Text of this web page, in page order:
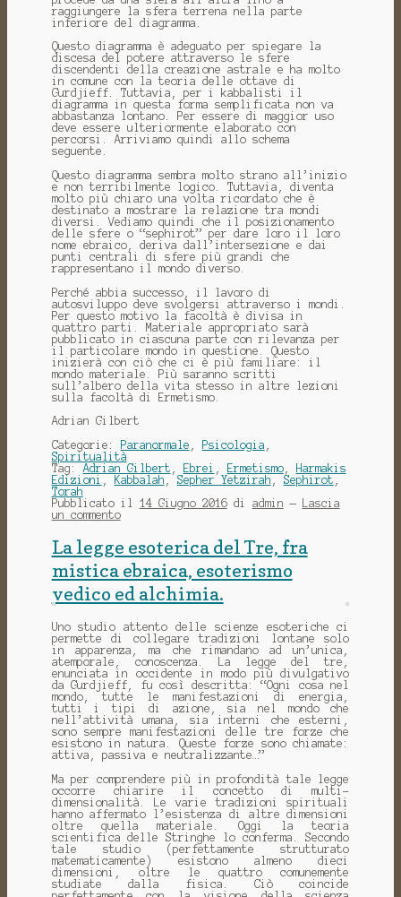
raggiungere la sfera terrena nella parte
inferiore del diagramma.
Questo diagramma è adeguato per spiegare la
discesa del potere attraverso le sfere
discendenti della creazione astrale e ha molto
in comune con la teoria delle ottave di
Gurdjieff. Tuttavia, per i kabbalisti il ​​
diagramma in questa forma semplificata non va
abbastanza lontano.
Per essere di maggior uso
deve essere ulteriormente elaborato con
percorsi. Arriviamo quindi allo schema
seguente.
Questo diagramma sembra molto strano all’inizio
e non terribilmente logico. Tuttavia, diventa
molto più chiaro una volta ricordato che è
destinato a mostrare la relazione tra mondi
diversi.Vediamo quindi che il posizionamento
delle sfere o “sephirot” per dare loro il loro
nome ebraico, deriva dall’intersezione e dai
punti centrali di sfere più grandi che
rappresentano il mondo diverso.
Perché abbia successo, il lavoro di
autosviluppo deve svolgersi attraverso i mondi.
Per questo motivo la facoltà è divisa in
quattro parti.
Materiale appropriato sarà
pubblicato in ciascuna parte con rilevanza per
il particolare mondo in questione. Questo
inizierà con ciò che ci è più familiare: il
mondo materiale.
Più saranno scritti
sull’albero della vita stesso in altre lezioni
sulla facoltà di Ermetismo.
Adrian Gilbert
Categorie: Paranormale Psicologia
Spiritualità
Tag: Adrian Gilbert Ebrei Ermetismo,
Harmakis
Edizioni
Kabbalah Sepher Yetzirah Sephirot
Torah
Pubblicato il 14 Giugno 2016 di admin —
Lascia
un commento
La legge esoterica del Tre, fra
mistica ebraica, esoterismo
vedico ed alchimia.
Uno studio attento delle scienze esoteriche ci
permette di collegare tradizioni lontane solo
in apparenza, ma che rimandano ad un’unica,
atemporale, conoscenza. La legge del tre,
enunciata in occidente in modo più divulgativo
da Gurdjieff, fu così descritta: “Ogni cosa nel
mondo, tutte le manifestazioni di energia,
tutti i tipi di azione, sia nel mondo che
nell’attività umana, sia interni che esterni,
sono sempre manifestazioni delle tre forze che
esistono in natura. Queste forze sono chiamate:
attiva, passiva e neutralizzante…”
Ma per comprendere più in profondità tale legge
occorre chiarire il concetto di multi-
dimensionalità. Le varie tradizioni spirituali
hanno affermato l’esistenza di altre dimensioni
oltre quella materiale. Oggi la teoria
scientifica delle Stringhe lo conferma. Secondo
tale studio (perfettamente strutturato
matematicamente) esistono almeno dieci
dimensioni, oltre le quattro comunemente
studiate dalla fisica. Ciò coincide